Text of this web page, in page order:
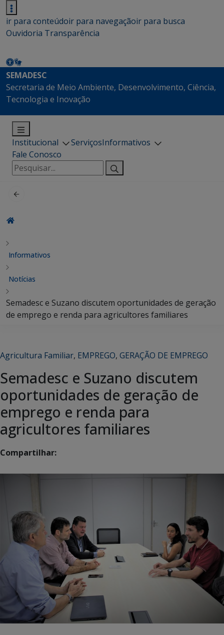
ir para conteúdoir para navegaçãoir para busca
Ouvidoria Transparência
SEMADESC
Secretaria de Meio Ambiente, Desenvolvimento, Ciência,
Tecnologia e Inovação
Institucional ServiçosInformativos
Fale Conosco
Pesquisar
por:
Informativos
Notícias
Semadesc e Suzano discutem oportunidades de geração
de emprego e renda para agricultores familiares
Agricultura Familiar, EMPREGO, GERAÇÃO DE EMPREGO
Semadesc e Suzano discutem
oportunidades de geração de
emprego e renda para
agricultores familiares
Compartilhar: